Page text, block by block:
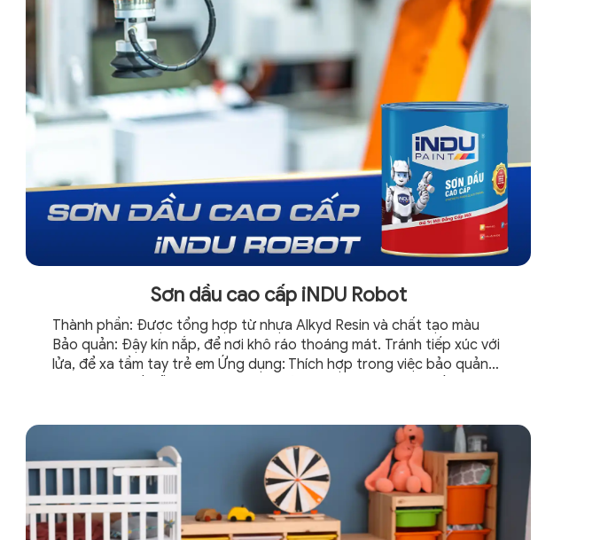
Sơn dầu cao cấp iNDU Robot
Thành phần: Được tổng hợp từ nhựa Alkyd Resin và chất tạo màu
Bảo quản: Đậy kín nắp, để nơi khô ráo thoáng mát. Tránh tiếp xúc với
lửa, để xa tầm tay trẻ em Ứng dụng: Thích hợp trong việc bảo quản